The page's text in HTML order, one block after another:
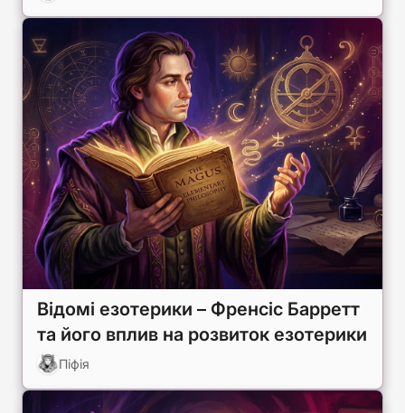
Відомі езотерики – Френсіс Барретт
та його вплив на розвиток езотерики
Піфія